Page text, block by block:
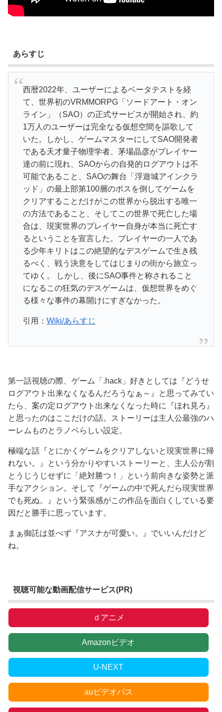
あらすじ
西暦2022年、ユーザーによるベータテストを経
て、世界初のVRMMORPG「ソードアート・オン
ライン」（SAO）の正式サービスが開始され、約
1万人のユーザーは完全なる仮想空間を謳歌して
いた。しかし、ゲームマスターにしてSAO開発者
である天才量子物理学者、茅場晶彦がプレイヤー
達の前に現れ、SAOからの自発的ログアウトは不
可能であること、SAOの舞台「浮遊城アインクラ
ッド」の最上部第100層のボスを倒してゲームを
クリアすることだけがこの世界から脱出する唯一
の方法であること、そしてこの世界で死亡した場
合は、現実世界のプレイヤー自身が本当に死亡す
るということを宣言した。プレイヤーの一人であ
る少年キリトはこの絶望的なデスゲームで生き残
るべく、戦う決意をしてはじまりの街から旅立っ
てゆく。 しかし、後にSAO事件と称されること
になるこの狂気のデスゲームは、仮想世界をめぐ
る様々な事件の幕開けにすぎなかった。
引用： Wiki/あらすじ
第一話視聴の際、ゲーム「.hack」好きとしては『どうせ
ログアウト出来なくなるんだろうなぁ～』と思ってみてい
たら、案の定ログアウト出来なくなった時に『ほれ見ろ』
と思ったのはここだけの話。ストーリーは主人公最強のハ
ーレムものとラノベらしい設定。
極端な話『とにかくゲームをクリアしないと現実世界に帰
れない。』という分かりやすいストーリーと、主人公が割
とうじうじせずに「絶対勝つ！」という前向きな姿勢と派
手なアクション。そして『ゲームの中で死んだら現実世界
でも死ぬ。』という緊張感がこの作品を面白くしている要
因だと勝手に思っています。
まぁ御託は並べず『アスナが可愛い。』でいいんだけど
ね。
視聴可能な動画配信サービス(PR)
ｄアニメ
Amazonビデオ
U-NEXT
auビデオパス